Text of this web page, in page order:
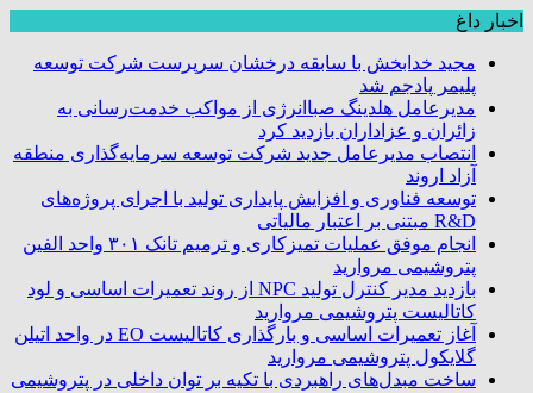
اخبار داغ
مجید خدابخش با سابقه درخشان سرپرست شرکت توسعه
پلیمر پادجم شد
مدیرعامل هلدینگ صباانرژی از مواکب خدمت‌رسانی به
زائران و عزاداران بازدید کرد
انتصاب مدیرعامل جدید شرکت توسعه سرمایه‌گذاری منطقه
آزاد اروند
توسعه فناوری و افزایش پایداری تولید با اجرای پروژه‌های
R&D مبتنی بر اعتبار مالیاتی
انجام موفق عملیات تمیزکاری و ترمیم تانک ۳۰۱ واحد الفین
پتروشیمی مروارید
بازدید مدیر کنترل تولید NPC از روند تعمیرات اساسی و لود
کاتالیست پتروشیمی مروارید
آغاز تعمیرات اساسی و بارگذاری کاتالیست EO در واحد اتیلن
گلایکول پتروشیمی مروارید
ساخت مبدل‌های راهبردی با تکیه بر توان داخلی در پتروشیمی